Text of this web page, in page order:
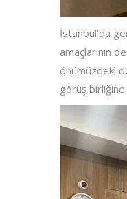
İstanbul’da
amaçlarının
önümüzdeki
görüş birliğine